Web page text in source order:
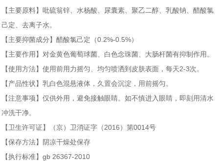
【主要原料】吡硫翁锌、水杨酸、尿囊素、聚乙二醇、乳酸钠、醋酸氯
己定、去离子水。
【主要抑菌成分】醋酸氯己定（0.2%-0.5%）
【主要作用】对金黄色葡萄球菌、白色念珠菌、大肠杆菌有抑制作用。
【使用方法】使用前用力摇匀、均匀喷洒到皮肤表面，每天2-3次。
【产品性状】乳白色混悬液体，久置会沉淀，用前摇匀。
【注意事项】仅供外用，避免接触眼睛。如不慎进入眼睛，即刻用清水
冲洗干净。
【卫生许可证】（京）卫消证字（2016）第0014号
【保存方法】阴凉干燥处保存
【执行标准】gb 26367-2010